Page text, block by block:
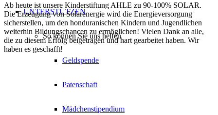
UNTERSTÜTZEN
So können Sie uns helfen
Geldspende
Patenschaft
Mädchenstipendium
Ab heute ist unsere Kinderstiftung AHLE zu 90-100% SOLAR.
Die Erzeugung von Solarenergie wird die Energieversorgung
sicherstellen, um den honduranischen Kindern und Jugendlichen
weiterhin Bildungschancen zu ermöglichen! Vielen Dank an alle,
die zu diesem Erfolg beigetragen und hart gearbeitet haben. Wir
haben es geschafft!